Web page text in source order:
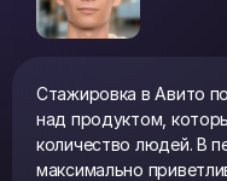
Стажировка в Авито
над продуктом,
количество людей. В
максимально